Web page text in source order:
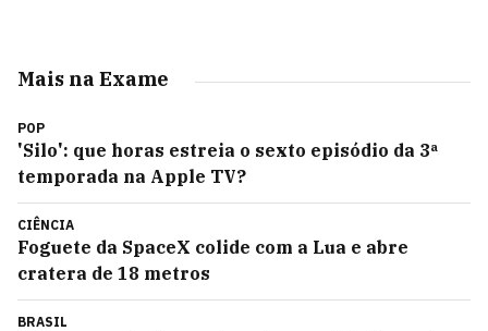
Mais na Exame
POP
'Silo': que horas estreia o sexto episódio da 3ª
temporada na Apple TV?
CIÊNCIA
Foguete da SpaceX colide com a Lua e abre
cratera de 18 metros
BRASIL